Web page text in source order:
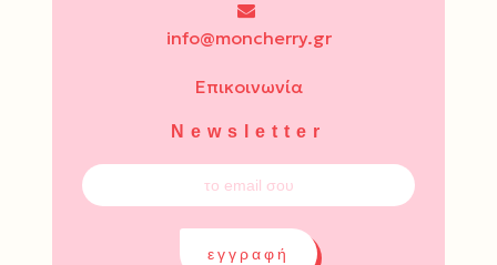
info@moncherry.gr
Επικοινωνία
Newsletter
εγγραφή